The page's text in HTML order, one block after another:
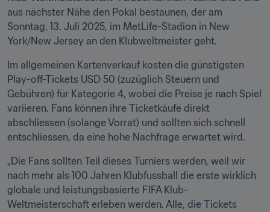
aus nächster Nähe den Pokal bestaunen, der am
Sonntag, 13. Juli 2025, im MetLife-Stadion in New
York/New Jersey an den Klubweltmeister geht.
Im allgemeinen Kartenverkauf kosten die günstigsten
Play-off-Tickets USD 50 (zuzüglich Steuern und
Gebühren) für Kategorie 4, wobei die Preise je nach Spiel
variieren. Fans können ihre Ticketkäufe direkt
abschliessen (solange Vorrat) und sollten sich schnell
entschliessen, da eine hohe Nachfrage erwartet wird.
„Die Fans sollten Teil dieses Turniers werden, weil wir
nach mehr als 100 Jahren Klubfussball die erste wirklich
globale und leistungsbasierte FIFA Klub-
Weltmeisterschaft erleben werden. Alle, die Tickets